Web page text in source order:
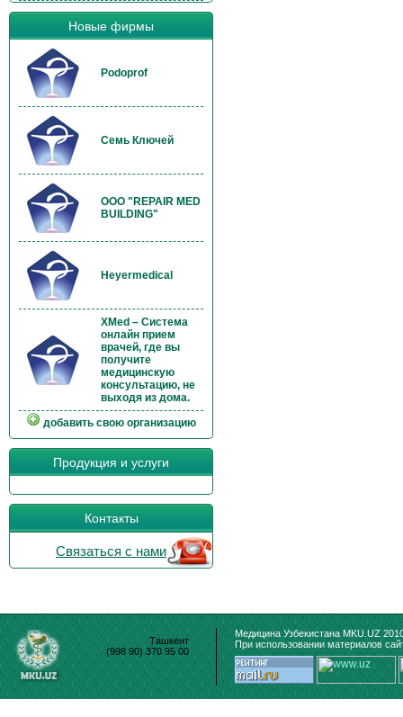
Новые фирмы
Podoprof
Семь Ключей
OOO "REPAIR MED
BUILDING"
Heyermedical
XMed – Система
онлайн прием
врачей, где вы
получите
медицинскую
консультацию, не
выходя из дома.
добавить свою организацию
Продукция и услуги
Контакты
Связаться с нами
Ташкент
(998 90) 370 95 00
Медицина Узбекистана MKU.UZ
При использовании материалов